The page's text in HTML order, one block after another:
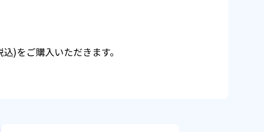
)をご購入いただきます。